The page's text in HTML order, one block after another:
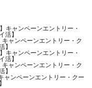
キャンペーンエントリー・
活】
ャンペーンエントリー・ク
】
キャンペーンエントリー・
活】
ャンペーンエントリー・ク
】
ャンペーンエントリー・クー